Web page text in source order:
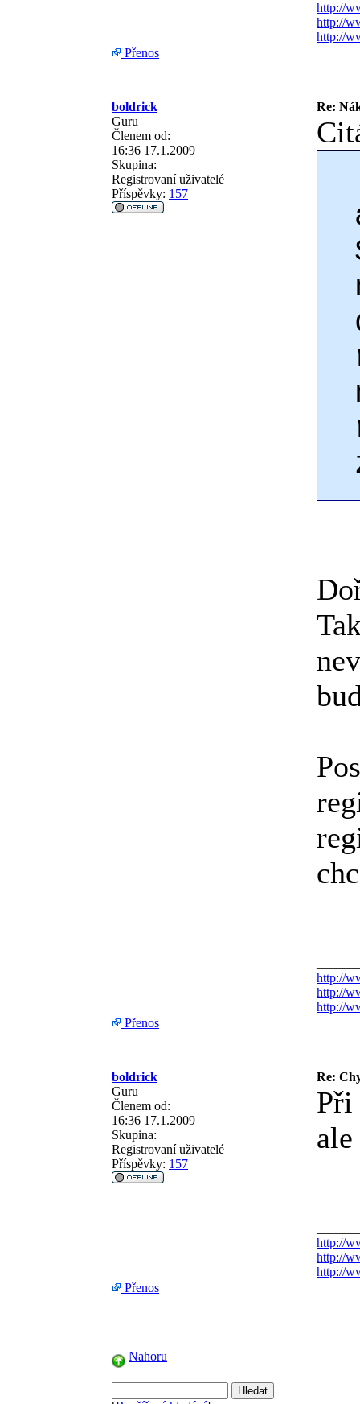
http://
http://
http://
Přenos
boldrick
Re:
Guru
Členem od:
16:36 17.1.2009
Skupina:
Registrovaní uživatelé
Příspěvky: 157
http://
http://
http://
Přenos
boldrick
Re:
Guru
Členem od:
16:36 17.1.2009
Skupina:
Registrovaní uživatelé
Příspěvky: 157
Při
http://
http://
http://
Přenos
Nahoru